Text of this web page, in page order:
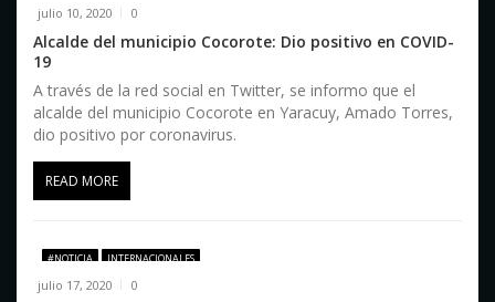
sjulio 10, 2020 0
Alcalde del municipio Cocorote: Dio positivo en COVID-
19
A través de la red social en Twitter, se informo que el
alcalde del municipio Cocorote en Yaracuy, Amado Torres,
dio positivo por coronavirus.
READ MORE
#NOTICIA INTERNACIONALES
julio 17, 2020 0